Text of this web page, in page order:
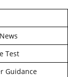
Test
Guidance